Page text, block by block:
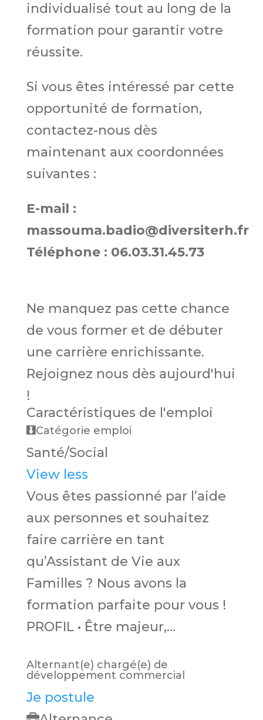
individualisé tout au long de la
formation pour garantir votre
réussite.
Si vous êtes intéressé par cette
opportunité de formation,
contactez-nous dès
maintenant aux coordonnées
suivantes :
E-mail :
massouma.badio@diversiterh.fr
Téléphone : 06.03.31.45.73
Ne manquez pas cette chance
de vous former et de débuter
une carrière enrichissante.
Rejoignez nous dès aujourd'hui
!
Caractéristiques de l'emploi
Catégorie emploi
Santé/Social
View less
Vous êtes passionné par l’aide
aux personnes et souhaitez
faire carrière en tant
qu’Assistant de Vie aux
Familles ? Nous avons la
formation parfaite pour vous !
PROFIL • Être majeur,...
Alternant(e) chargé(e) de
développement commercial
Je postule